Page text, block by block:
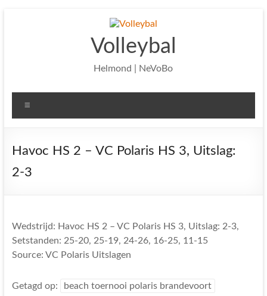
Volleybal
Helmond | NeVoBo
Havoc HS 2 – VC Polaris HS 3, Uitslag:
2-3
Wedstrijd: Havoc HS 2 – VC Polaris HS 3, Uitslag: 2-3,
Setstanden: 25-20, 25-19, 24-26, 16-25, 11-15
Source: VC Polaris Uitslagen
Getagd op: beach toernooi polaris brandevoort